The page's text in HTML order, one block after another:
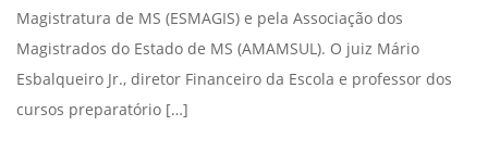
Magistratura de MS (ESMAGIS) e pela Associação dos
Magistrados do Estado de MS (AMAMSUL). O juiz Mário
Esbalqueiro Jr., diretor Financeiro da Escola e professor dos
cursos preparatório […]